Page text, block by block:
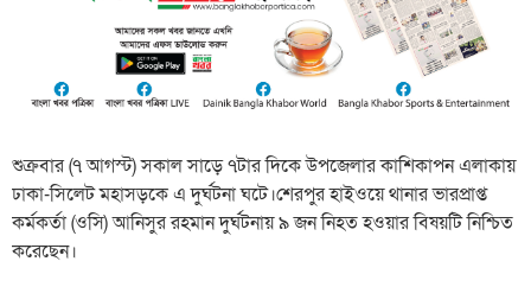
শুক্রবার (৭ আগস্ট) সকাল সাড়ে ৭টার দিকে উপজেলার কাশিকাপন এলাকায়
ঢাকা-সিলেট মহাসড়কে এ দুর্ঘটনা ঘটে।শেরপুর হাইওয়ে থানার ভারপ্রাপ্ত
কর্মকর্তা (ওসি) আনিসুর রহমান দুর্ঘটনায় ৯ জন নিহত হওয়ার বিষয়টি নিশ্চিত
করেছেন।